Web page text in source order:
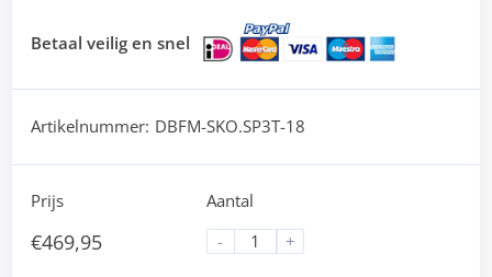
Betaal veilig en snel
Artikelnummer: DBFM-SKO.SP3T-18
Prijs
€469,95
Aantal
-
+